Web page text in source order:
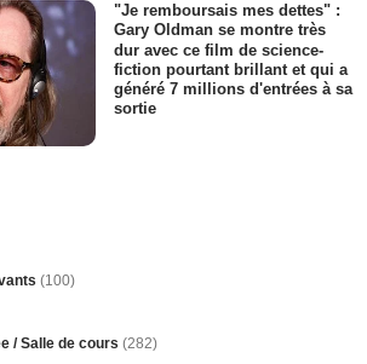
"Je remboursais mes dettes" :
Gary Oldman se montre très
dur avec ce film de science-
fiction pourtant brillant et qui a
généré 7 millions d'entrées à sa
sortie
(100)
/ Salle de cours (282)